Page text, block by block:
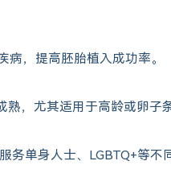
病，提高胚胎植入成功率。
熟，尤其适用于高龄或卵子
务单身人士、LGBTQ+等不